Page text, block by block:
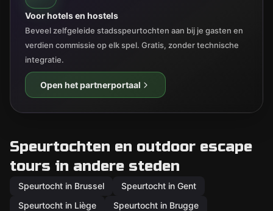
Voor hotels en hostels
Beveel zelfgeleide stadsspeurtochten aan bij je gasten en
verdien commissie op elk spel. Gratis, zonder technische
integratie.
Open het partnerportaal
Speurtochten en outdoor escape
tours in andere steden
Speurtocht in Brussel
Speurtocht in Gent
Speurtocht in Liège
Speurtocht in Brugge